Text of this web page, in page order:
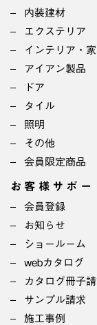
内装建材
エクステリア
インテリア・
アイアン製品
ドア
タイル
照明
その他
会員限定商品
お客様サポー
会員登録
お知らせ
ショールーム
webカタログ
カタログ冊子
サンプル請求
施工事例